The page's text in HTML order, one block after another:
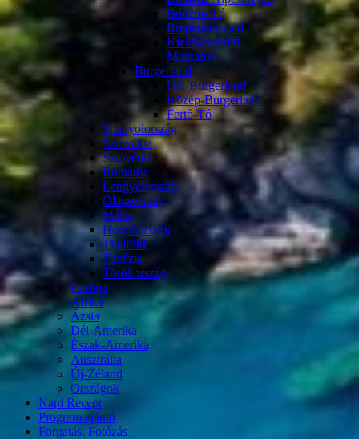
Bódeni- Tó
Bregenzerwald
Kleinwalsertal
Montafon
Burgerland
Dél-Burgerland
Közép-Burgerland
Fertő-Tó
Spanyolország
Szlovákia
Szlovénia
Románia
Lengyelország
Olaszország
Málta
Horvátország
Thaiföld
Tunézia
Törökország
Európa
Afrika
Ázsia
Dél-Amerika
Észak-Amerika
Ausztrália
Új-Zéland
Országok
Napi Recept
Program ajánló
Forgatás, Fotózás